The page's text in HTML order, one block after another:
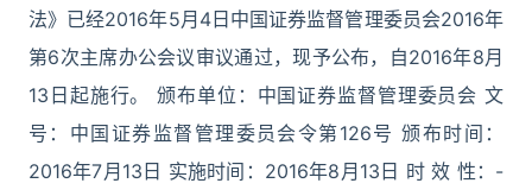
法》已经2016年5月4日中国证券监督管理委员会2016年
第6次主席办公会议审议通过，现予公布，自2016年8月
13日起施行。 颁布单位：中国证券监督管理委员会 文
号：中国证券监督管理委员会令第126号 颁布时间：
2016年7月13日 实施时间：2016年8月13日 时 效 性：-